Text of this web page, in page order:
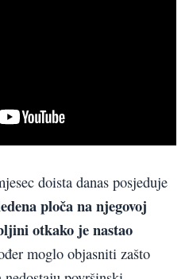
doista danas posjeduje
ploča na njegovoj
otkako je nastao
moglo objasniti zašto